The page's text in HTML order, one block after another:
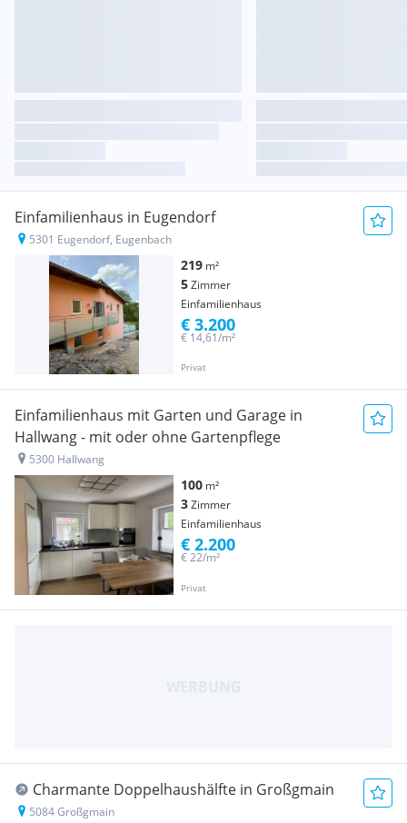
Einfamilienhaus in Eugendorf
5301 Eugendorf, Eugenbach
219 m²
5Zimmer
Einfamilienhaus
Privat
€ 14,61/m²
€ 3.200
Einfamilienhaus mit Garten und Garage in
Hallwang - mit oder ohne Gartenpflege
5300 Hallwang
100 m²
3Zimmer
Einfamilienhaus
Privat
€ 22/m²
€ 2.200
Charmante Doppelhaushälfte in Großgmain
5084 Großgmain